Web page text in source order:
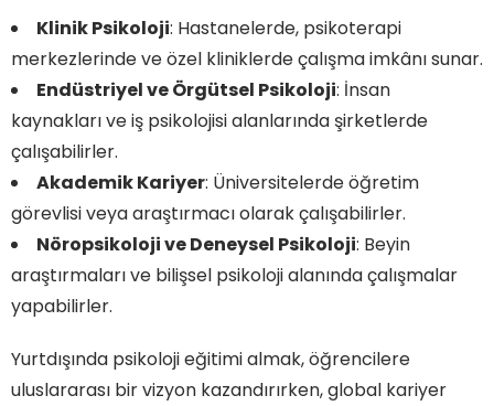
Klinik Psikoloji: Hastanelerde, psikoterapi
merkezlerinde ve özel kliniklerde çalışma imkânı sunar.
Endüstriyel ve Örgütsel Psikoloji: İnsan
kaynakları ve iş psikolojisi alanlarında şirketlerde
çalışabilirler.
Akademik Kariyer: Üniversitelerde öğretim
görevlisi veya araştırmacı olarak çalışabilirler.
Nöropsikoloji ve Deneysel Psikoloji: Beyin
araştırmaları ve bilişsel psikoloji alanında çalışmalar
yapabilirler.
Yurtdışında psikoloji eğitimi almak, öğrencilere
uluslararası bir vizyon kazandırırken, global kariyer